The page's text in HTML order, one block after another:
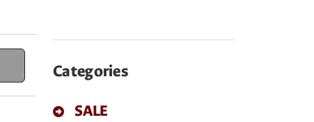
Categories
SALE